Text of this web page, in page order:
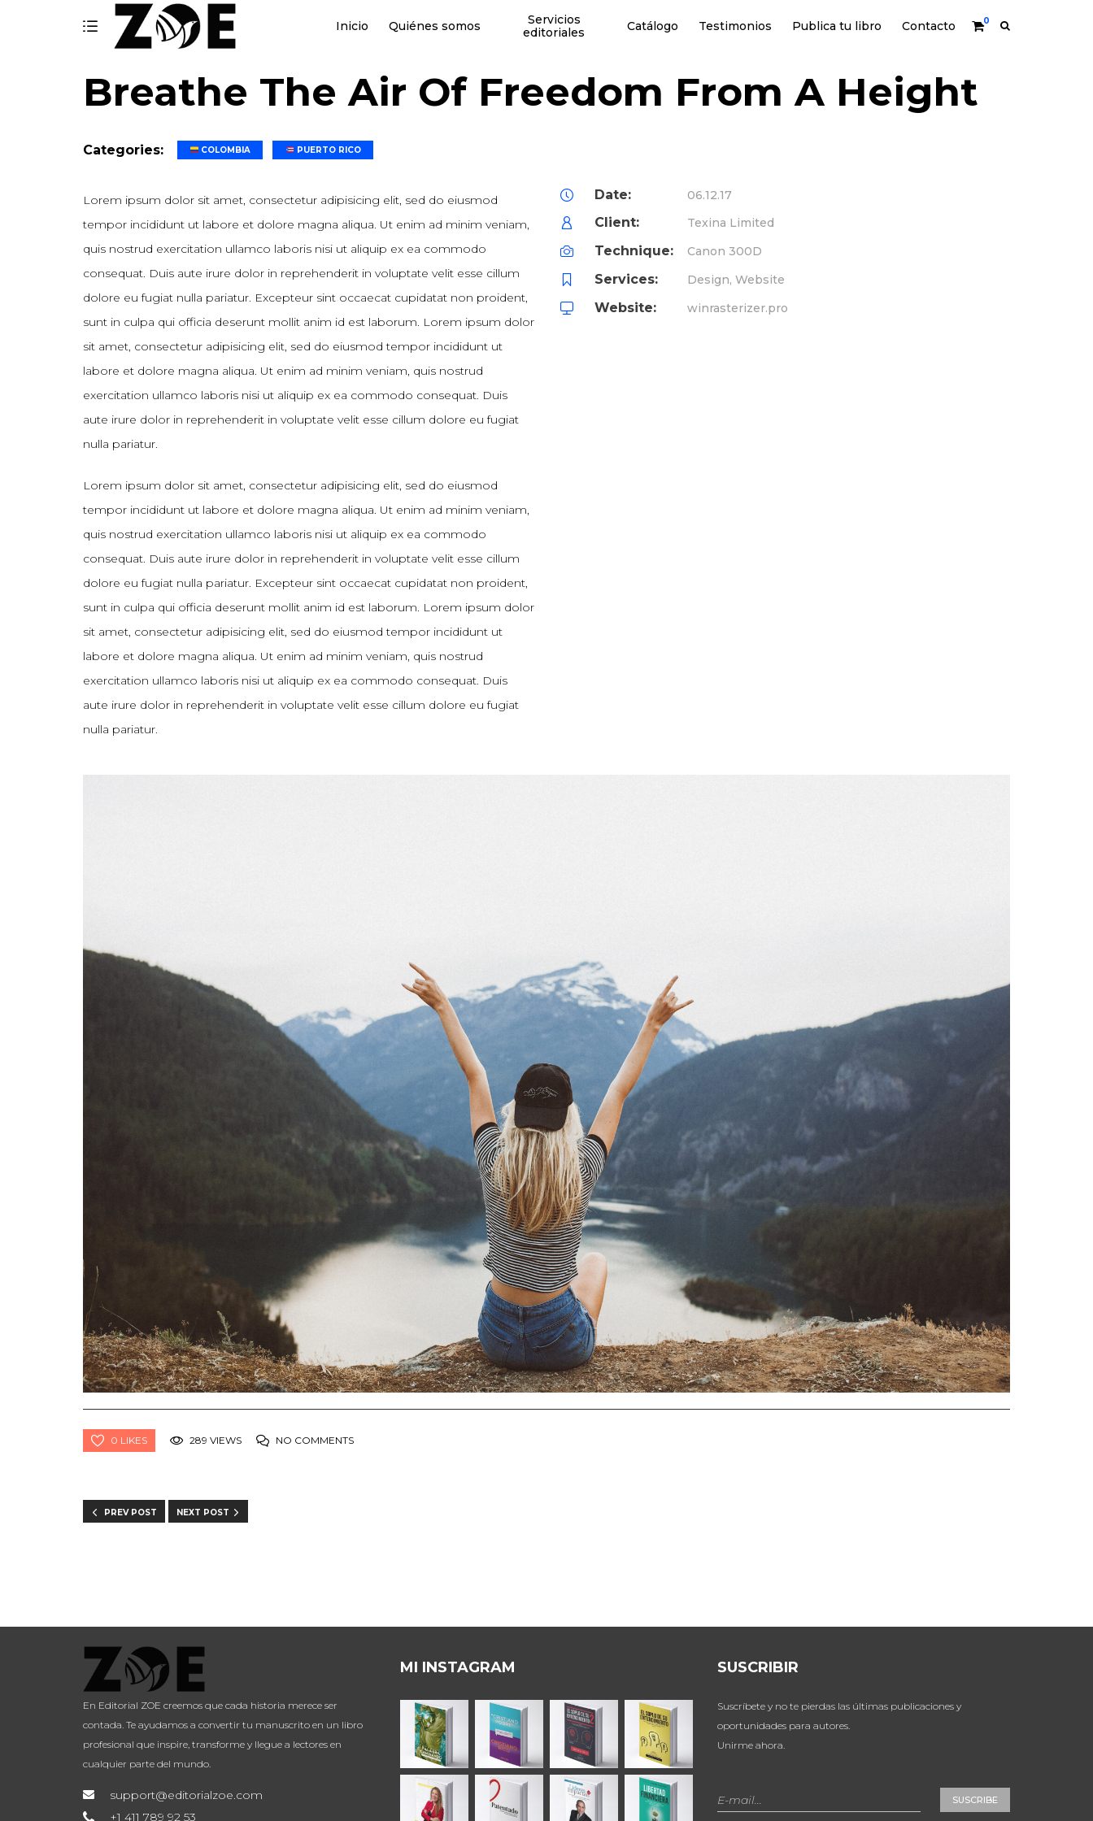
Inicio Quiénes somos
Servicios
editoriales
Catálogo Testimonios Publica tu libro Contacto 0
Breathe The Air Of Freedom From A Height
Categories: COLOMBIA PUERTO RICO
Lorem ipsum dolor sit amet, consectetur adipisicing elit, sed do eiusmod
tempor incididunt ut labore et dolore magna aliqua. Ut enim ad minim veniam,
quis nostrud exercitation ullamco laboris nisi ut aliquip ex ea commodo
consequat. Duis aute irure dolor in reprehenderit in voluptate velit esse cillum
dolore eu fugiat nulla pariatur. Excepteur sint occaecat cupidatat non proident,
sunt in culpa qui officia deserunt mollit anim id est laborum. Lorem ipsum dolor
sit amet, consectetur adipisicing elit, sed do eiusmod tempor incididunt ut
labore et dolore magna aliqua. Ut enim ad minim veniam, quis nostrud
exercitation ullamco laboris nisi ut aliquip ex ea commodo consequat. Duis
aute irure dolor in reprehenderit in voluptate velit esse cillum dolore eu fugiat
nulla pariatur.
Lorem ipsum dolor sit amet, consectetur adipisicing elit, sed do eiusmod
tempor incididunt ut labore et dolore magna aliqua. Ut enim ad minim veniam,
quis nostrud exercitation ullamco laboris nisi ut aliquip ex ea commodo
consequat. Duis aute irure dolor in reprehenderit in voluptate velit esse cillum
dolore eu fugiat nulla pariatur. Excepteur sint occaecat cupidatat non proident,
sunt in culpa qui officia deserunt mollit anim id est laborum. Lorem ipsum dolor
sit amet, consectetur adipisicing elit, sed do eiusmod tempor incididunt ut
labore et dolore magna aliqua. Ut enim ad minim veniam, quis nostrud
exercitation ullamco laboris nisi ut aliquip ex ea commodo consequat. Duis
aute irure dolor in reprehenderit in voluptate velit esse cillum dolore eu fugiat
nulla pariatur.
Date: 06.12.17
Client: Texina Limited
Technique: Canon 300D
Services: Design, Website
Website: winrasterizer.pro
0 LIKES 289 VIEWS NO COMMENTS
PREV POST NEXT POST
En Editorial ZOE creemos que cada historia merece ser
contada. Te ayudamos a convertir tu manuscrito en un libro
profesional que inspire, transforme y llegue a lectores en
cualquier parte del mundo.
support@editorialzoe.com
+1 411 789 92 53
MI INSTAGRAM SUSCRIBIR
Suscríbete y no te pierdas las últimas publicaciones y
oportunidades para autores.
Unirme ahora.